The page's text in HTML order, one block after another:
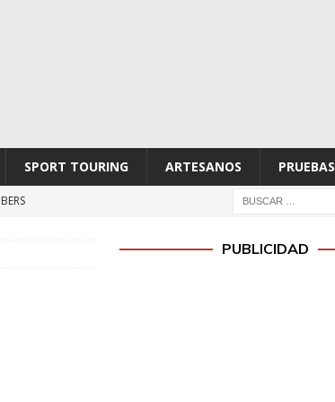
SPORT TOURING ARTESANOS PRUEBAS
PUBLICIDAD